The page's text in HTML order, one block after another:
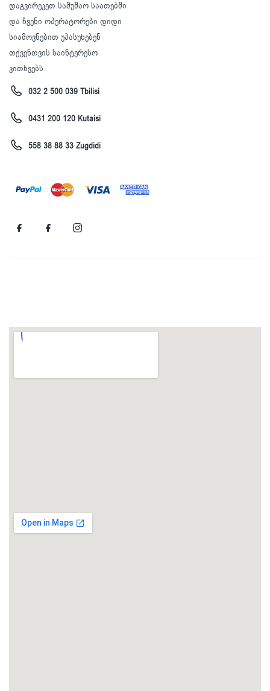
დაგვირეკეთ სამუშაო საათებში
და ჩვენი ოპერატორები დიდი
სიამოვნებით უპასუხებენ
თქვენთვის საინტერესო
კითხვებს.
032 2 500 039 Tbilisi
0431 200 120 Kutaisi
558 38 88 33 Zugdidi